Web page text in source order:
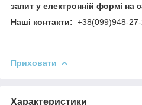
запит у електронній формі на
Наші контакти: +38(099)948-
Приховати
Характеристики